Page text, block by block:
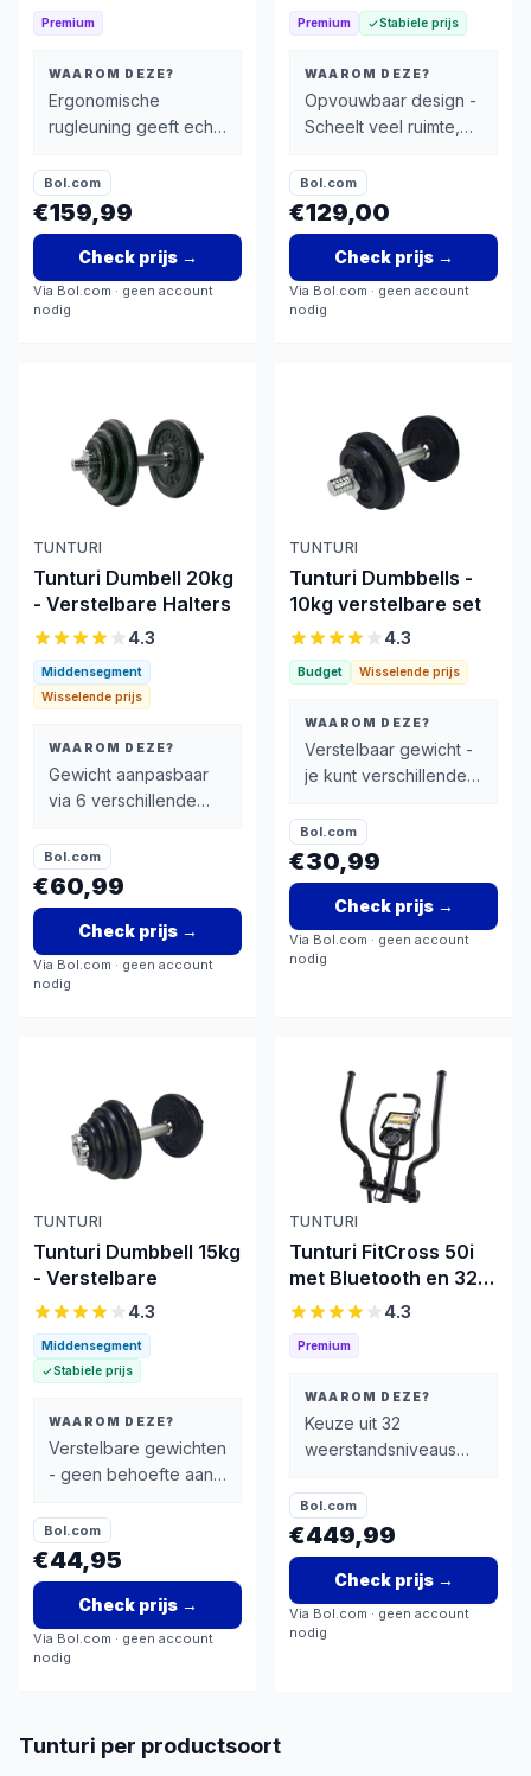
Premium
WAAROM DEZE?
Ergonomische
rugleuning geeft echt
onderrug
Bol.com
€159,99
Check prijs→
Via Bol.com · geen account
nodig
Premium Stabiele prijs
WAAROM DEZE?
Opvouwbaar design -
Scheelt veel ruimte,
woningen of
appartemententen
Bol.com
€129,00
Check prijs→
Via Bol.com · geen account
nodig
TUNTURI
Tunturi Dumbell 20kg
- Verstelbare Halters
4.3
Middensegment
Wisselende prijs
WAAROM DEZE?
Gewicht aanpasbaar
via 6 verschillende
trainen)
Bol.com
€60,99
Check prijs→
Via Bol.com · geen account
nodig
TUNTURI
Tunturi Dumbbells -
10kg verstelbare set
4.3
Budget Wisselende prijs
WAAROM DEZE?
Verstelbaar gewicht -
je kunt verschillende
verschillende
intensiteiten
Bol.com
€30,99
Check prijs→
Via Bol.com · geen account
nodig
TUNTURI
Tunturi Dumbbell 15kg
- Verstelbare
4.3
Middensegment
Stabiele prijs
WAAROM DEZE?
Verstelbare gewichten
- geen behoefte aan
Bol.com
€44,95
Check prijs→
Via Bol.com · geen account
nodig
TUNTURI
Tunturi FitCross 50i
met Bluetooth en 32
niveaus
4.3
Premium
WAAROM DEZE?
Keuze uit 32
weerstandsniveaus
hoofdspecificaties
Bol.com
€449,99
Check prijs→
Via Bol.com · geen account
nodig
Tunturi per productsoort